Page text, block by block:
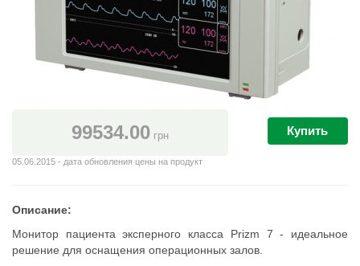
99534.00грн
05.06.2015 - дата обновления цены на продукт
Купить
Описание:
Монитор пациента эксперного класса Prizm 7 - идеальное
решение для оснащения операционных залов.